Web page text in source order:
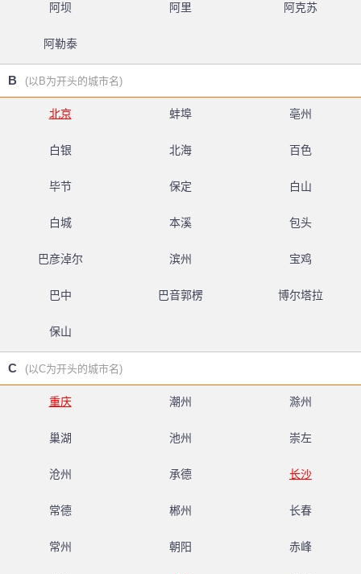
阿坝 阿里 阿克苏
阿勒泰
B (以B为开头的城市名)
北京 蚌埠 亳州
白银 北海 百色
毕节 保定 白山
白城 本溪 包头
巴彦淖尔 滨州 宝鸡
巴中 巴音郭楞 博尔塔拉
保山
C (以C为开头的城市名)
重庆 潮州 滁州
巢湖 池州 崇左
沧州 承德 长沙
常德 郴州 长春
常州 朝阳 赤峰